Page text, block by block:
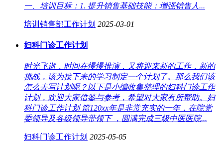
一、培训目标：1. 提升销售基础技能：增强销售人...
培训销售部工作计划 2025-03-01
妇科门诊工作计划
时光飞逝，时间在慢慢推演，又将迎来新的工作，新的
挑战，该为接下来的学习制定一个计划了。那么我们该
怎么去写计划呢？以下是小编收集整理的妇科门诊工作
计划，欢迎大家借鉴与参考，希望对大家有所帮助。妇
科门诊工作计划 篇120xx年是非常充实的一年，在院党
委领导及各级领导带领下 ，圆满完成三级中医医院...
妇科门诊工作计划 2025-05-05